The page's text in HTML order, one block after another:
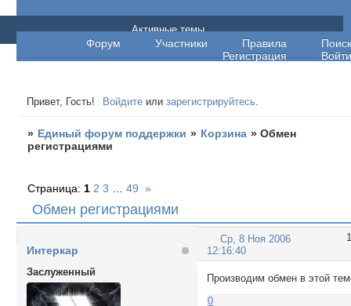
Единый форум поддержки
Форум Участники Правила
Поиск
Регистрация
Войти
Активные темы
Привет, Гость! Войдите илизарегистрируйтесь.
» Единый форум поддержки » Корзина »Обмен
регистрациями
Обмен регистрациями
Страница: 1 2 3 49 »
1
Ср, 8 Ноя 2006
12:16:40
Интеркар
Заслуженный
Производим обмен в этой
0